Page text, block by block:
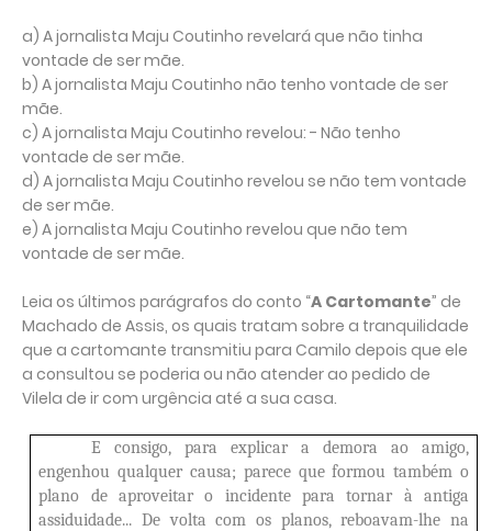
a) A jornalista Maju Coutinho revelará que não tinha
vontade de ser mãe.
b) A jornalista Maju Coutinho não tenho vontade de ser
mãe.
c) A jornalista Maju Coutinho revelou: - Não tenho
vontade de ser mãe.
d) A jornalista Maju Coutinho revelou se não tem vontade
de ser mãe.
e) A jornalista Maju Coutinho revelou que não tem
vontade de ser mãe.
Leia os últimos parágrafos do conto “A Cartomante” de
Machado de Assis, os quais tratam sobre a tranquilidade
que a cartomante transmitiu para Camilo depois que ele
a consultou se poderia ou não atender ao pedido de
Vilela de ir com urgência até a sua casa.
E consigo, para explicar a demora ao amigo,
engenhou qualquer causa; parece que formou também o
plano de aproveitar o incidente para tornar à antiga
assiduidade... De volta com os planos, reboavam-lhe na